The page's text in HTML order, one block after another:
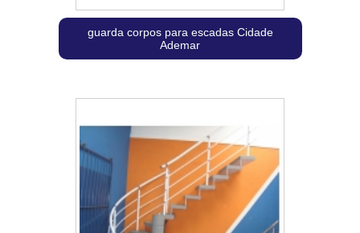
guarda corpos para escadas Cidade
Ademar